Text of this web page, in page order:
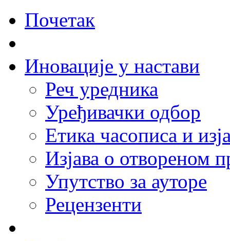
Почетак
Иновације у настави
Реч уредника
Уређивачки одбор
Етика часописа и
Изјава о отвореном
Упутство за ауторе
Рецензенти